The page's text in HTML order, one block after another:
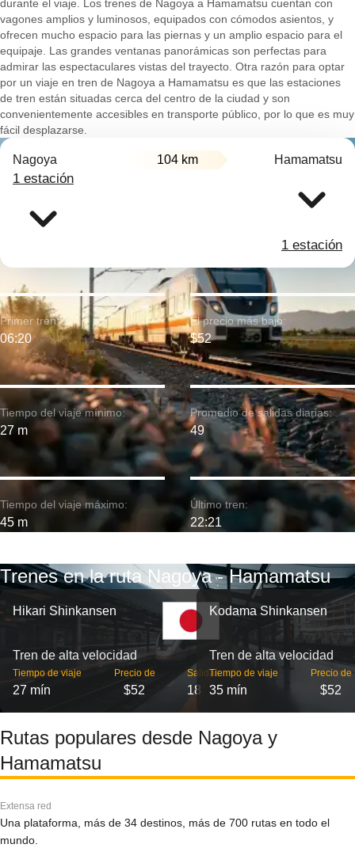
durante el viaje. Los trenes de Nagoya a Hamamatsu cuentan con
vagones amplios y luminosos, equipados con cómodos asientos, y
ofrecen mucho espacio para las piernas y un amplio espacio para el
equipaje. Las grandes ventanas panorámicas son perfectas para
admirar las espectaculares vistas del trayecto. Otra razón para optar
por un viaje en tren de Nagoya a Hamamatsu es que las estaciones
de tren están situadas cerca del centro de la ciudad y son
convenientemente accesibles en transporte público, por lo que es muy
fácil desplazarse.
Nagoya 104 km Hamamatsu
1 estación
1 estación
Tiempo del viaje mínimo:
27 m
Primer tren:
06:20
Tiempo del viaje máximo:
45 m
El precio más bajo:
$52
Promedio de salidas diarias:
49
Último tren:
22:21
Trenes en la ruta Nagoya - Hamamatsu
Hikari Shinkansen
Tren de alta velocidad
Tiempo de viaje
27 mín
Precio de
$52
Salidas
18
Kodama Shinkansen
Tren de alta velocidad
Tiempo de viaje
35 mín
Precio de
$52
Rutas populares desde Nagoya y
Hamamatsu
Extensa red
Una plataforma, más de 34 destinos, más de 700 rutas en todo el
mundo.